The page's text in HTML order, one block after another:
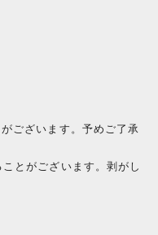
ございます。予めご了承
とがございます。剥がし